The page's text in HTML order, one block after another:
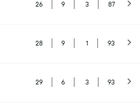
26 9 3 87
28 9 1 93
29 6 3 93